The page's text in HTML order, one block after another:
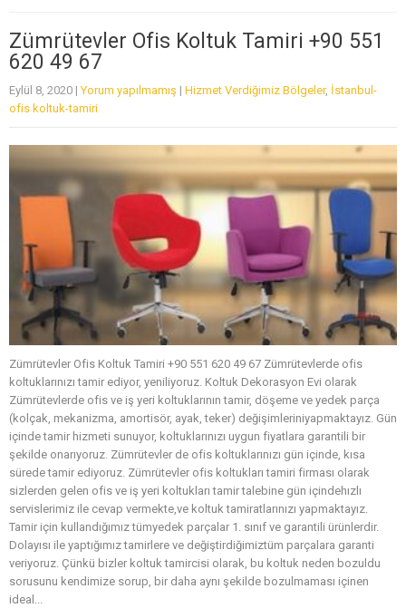
Zümrütevler Ofis Koltuk Tamiri +90 551
620 49 67
Eylül 8, 2020 |Yorum yapılmamış | Hizmet Verdiğimiz Bölgeler, İstanbul-
ofis koltuk-tamiri
Zümrütevler Ofis Koltuk Tamiri +90 551 620 49 67 Zümrütevlerde ofis
koltuklarınızı tamir ediyor, yeniliyoruz. Koltuk Dekorasyon Evi olarak
Zümrütevlerde ofis ve iş yeri koltuklarının tamir, döşeme ve yedek parça
(kolçak, mekanizma, amortisör, ayak, teker) değişimleriniyapmaktayız. Gün
içinde tamir hizmeti sunuyor, koltuklarınızı uygun fiyatlara garantili bir
şekilde onarıyoruz. Zümrütevler de ofis koltuklarınızı gün içinde, kısa
sürede tamir ediyoruz. Zümrütevler ofis koltukları tamiri firması olarak
sizlerden gelen ofis ve iş yeri koltukları tamir talebine gün içindehızlı
servislerimiz ile cevap vermekte,ve koltuk tamiratlarınızı yapmaktayız.
Tamir için kullandığımız tümyedek parçalar 1. sınıf ve garantili ürünlerdir.
Dolayısı ile yaptığımız tamirlere ve değiştirdiğimiztüm parçalara garanti
veriyoruz. Çünkü bizler koltuk tamircisi olarak, bu koltuk neden bozuldu
sorusunu kendimize sorup, bir daha aynı şekilde bozulmaması içinen
ideal...